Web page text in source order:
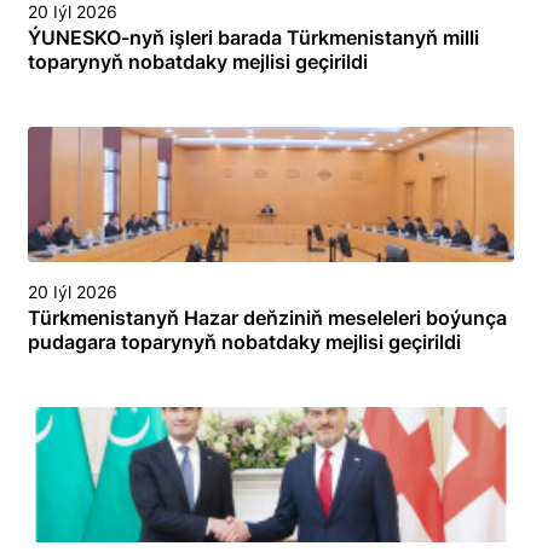
20 Iýl 2026
ÝUNESKO-nyň işleri barada Türkmenistanyň milli
toparynyň nobatdaky mejlisi geçirildi
20 Iýl 2026
Türkmenistanyň Hazar deňziniň meseleleri boýunça
pudagara toparynyň nobatdaky mejlisi geçirildi